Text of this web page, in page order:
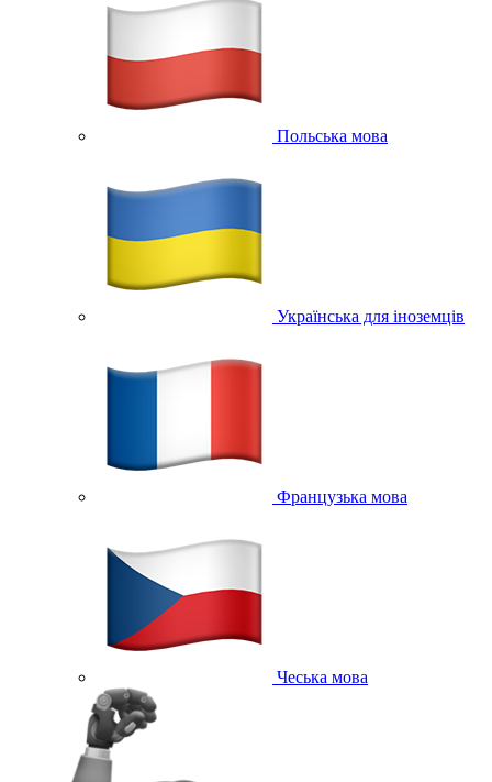
Польська мова
Українська для іноземців
Французька мова
Чеська мова